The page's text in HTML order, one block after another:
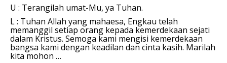
U : Terangilah umat-Mu, ya Tuhan.
L : Tuhan Allah yang mahaesa, Engkau telah
memanggil setiap orang kepada kemerdekaan sejati
dalam Kristus. Semoga kami mengisi kemerdekaan
bangsa kami dengan keadilan dan cinta kasih. Marilah
kita mohon …